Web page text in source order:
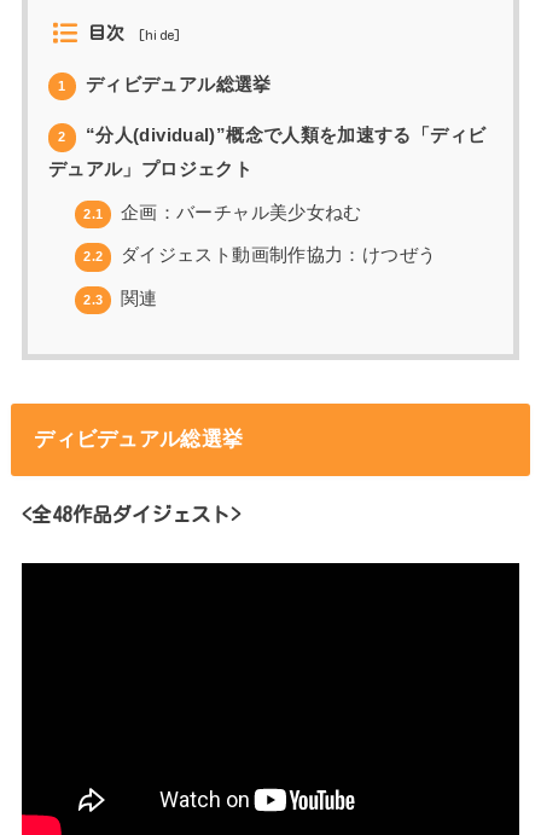
目次 [hide]
1 ディビデュアル総選挙
2
“分人(dividual)”概念で人類を加速する「ディビ
デュアル」プロジェクト
2.1 企画：バーチャル美少女ねむ
2.2 ダイジェスト動画制作協力：けつぜう
2.3 関連
ディビデュアル総選挙
<全48作品ダイジェスト>